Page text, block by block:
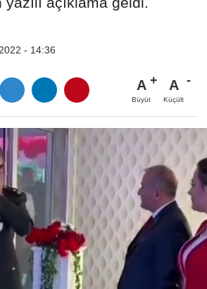
- 14:36
A
Büyüt
A
Küçült